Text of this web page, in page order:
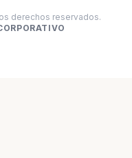
derechos reservados.